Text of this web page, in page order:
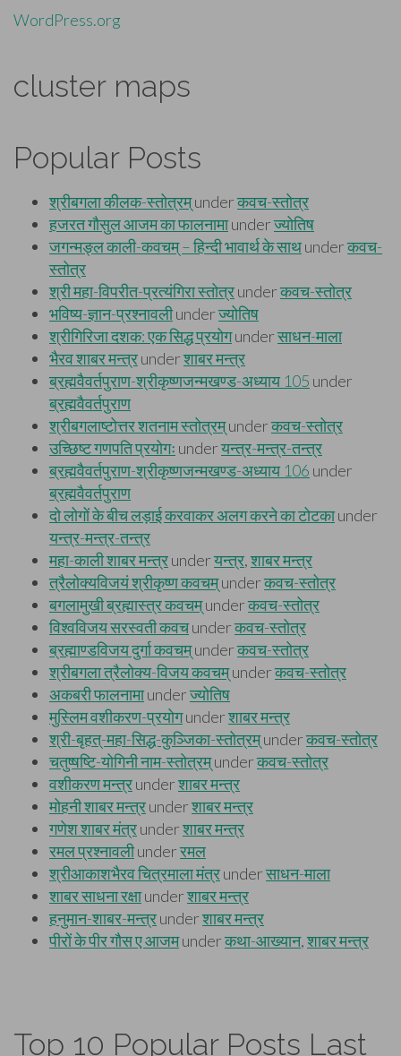
WordPress.org
cluster maps
Popular Posts
Top 10 Popular Posts Last